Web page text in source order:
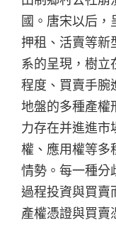
國。唐宋以后，
押租、活賣等新
系的呈現，樹立
程度、買賣手腕
地盤的多種產權
力存在并進進市
權、應用權等多
情勢。每一種分
過程投資與買賣
產權憑證與買賣